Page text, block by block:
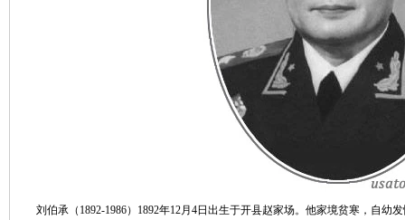
刘伯承（1892-1986）1892年12月4日出生于开县赵家场。他家境贫寒，自幼